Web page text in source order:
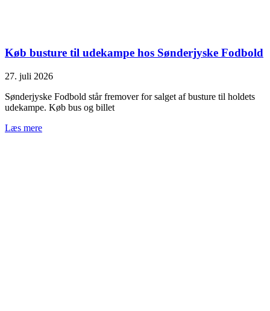
Køb busture til udekampe hos Sønderjyske Fodbold
27. juli 2026
Sønderjyske Fodbold står fremover for salget af busture til holdets
udekampe. Køb bus og billet
Læs mere